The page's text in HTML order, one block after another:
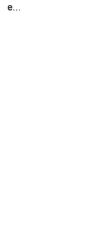
e...